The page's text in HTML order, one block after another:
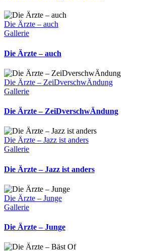
Die Ärzte – auch
Gallerie
Die Ärzte – auch
Die Ärzte – ZeiDverschwÄndung
Gallerie
Die Ärzte – ZeiDverschwÄndung
Die Ärzte – Jazz ist anders
Gallerie
Die Ärzte – Jazz ist anders
Die Ärzte – Junge
Gallerie
Die Ärzte – Junge